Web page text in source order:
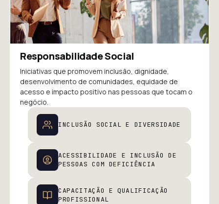
Responsabilidade Social
Iniciativas que promovem inclusão, dignidade,
desenvolvimento de comunidades, equidade de
acesso e impacto positivo nas pessoas que tocam o
negócio.
INCLUSÃO SOCIAL E DIVERSIDADE
ACESSIBILIDADE E INCLUSÃO DE
PESSOAS COM DEFICIÊNCIA
CAPACITAÇÃO E QUALIFICAÇÃO
PROFISSIONAL